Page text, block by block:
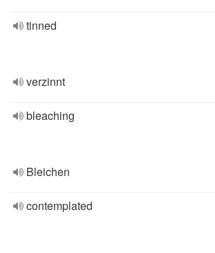
tinned
verzinnt
bleaching
Bleichen
contemplated